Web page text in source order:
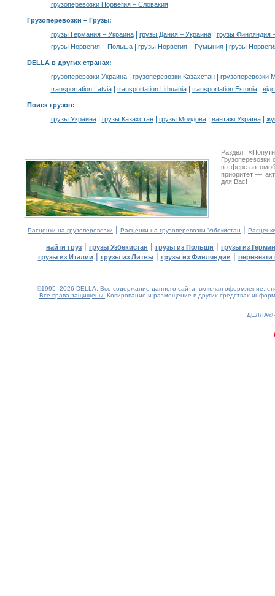
грузоперевозки Норвегия – Словакия
Грузоперевозки – Грузы:
грузы Германия – Украина| грузы Дания – Украина|
грузы Финляндия
грузы Норвегия – Польша| грузы Норвегия – Румыния| грузы
DELLA в других странах:
грузоперевозки Украина| грузоперевозки Казахстан|
грузоперевозки
transportation Latvia| transportation Lithuania| transportation Estonia|
Поиск грузов:
грузы Украина| грузы Казахстан| грузы Молдова| вантажі Україна|
Раздел
в сфере
приоритет —
для Вас!
Расценки на грузоперевозки | Расценки на грузоперевозки Узбекистан |
найти груз | грузы Узбекистан | грузы из Польши | грузы из
грузы из Италии | грузы из Литвы| грузы из Финляндии | перевезти
©1995–2026 DELLA. Все содержание данного сайта, включая оформление,
Все права защищены. Копирование и размещение в других средствах